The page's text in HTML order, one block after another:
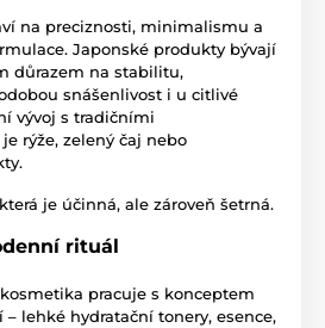
na preciznosti, minimalismu a
Japonské produkty bývají
důrazem na stabilitu,
snášenlivost i u citlivé
vývoj s tradičními
rýže, zelený čaj nebo
je účinná, ale zároveň šetrná.
rituál
pracuje s konceptem
lehké hydratační tonery, esence,